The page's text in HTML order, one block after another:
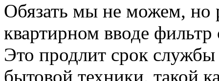
Обязать мы не можем, но
квартирном вводе
Это продлит срок службы
бытовой техники, такой